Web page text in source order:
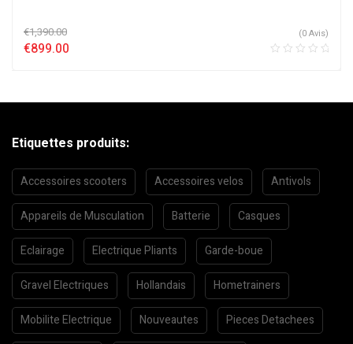
€1,390.00
€899.00
(0 Avis)
Etiquettes produits:
Accessoires scooters Accessoires velos Antivols
Appareils de Musculation Batterie Casques
Eclairage Electrique Pliants Garde-boue
Gravel Electriques Hollandais Hometrainers
Mobilite Electrique Nouveautes Pieces Detachees